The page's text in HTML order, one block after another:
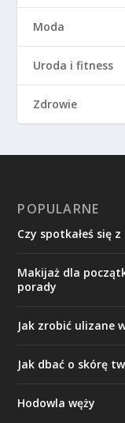
Moda
Uroda i fitness
Zdrowie
POPULARNE
Czy spotkałeś się z
Makijaż dla
porady
Jak zrobić ulizane
Jak dbać o skórę
Hodowla węży